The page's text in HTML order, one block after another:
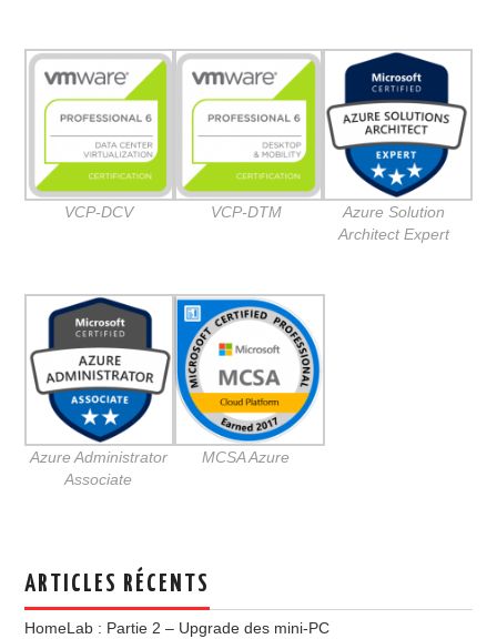
VCP-DCV VCP-DTM
Azure Solution
Architect Expert
Azure Administrator
Associate
MCSA Azure
ARTICLES RÉCENTS
HomeLab : Partie 2 – Upgrade des mini-PC